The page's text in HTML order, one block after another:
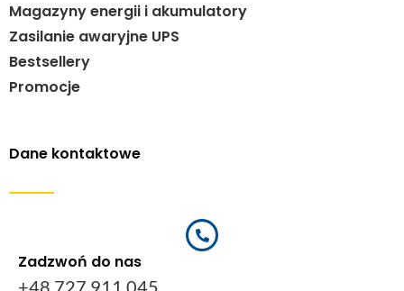
Magazyny energii i akumulatory
Zasilanie awaryjne UPS
Bestsellery
Promocje
Dane kontaktowe
Zadzwoń do nas
+48 727 911 045